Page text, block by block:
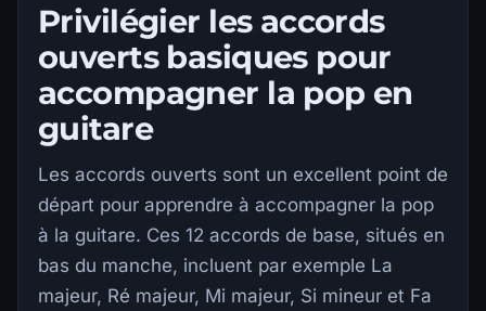
Privilégier les accords
ouverts basiques pour
accompagner la pop en
guitare
Les accords ouverts sont un excellent point de
départ pour apprendre à accompagner la pop
à la guitare. Ces 12 accords de base, situés en
bas du manche, incluent par exemple La
majeur, Ré majeur, Mi majeur, Si mineur et Fa